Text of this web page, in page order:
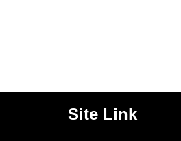
Site Link